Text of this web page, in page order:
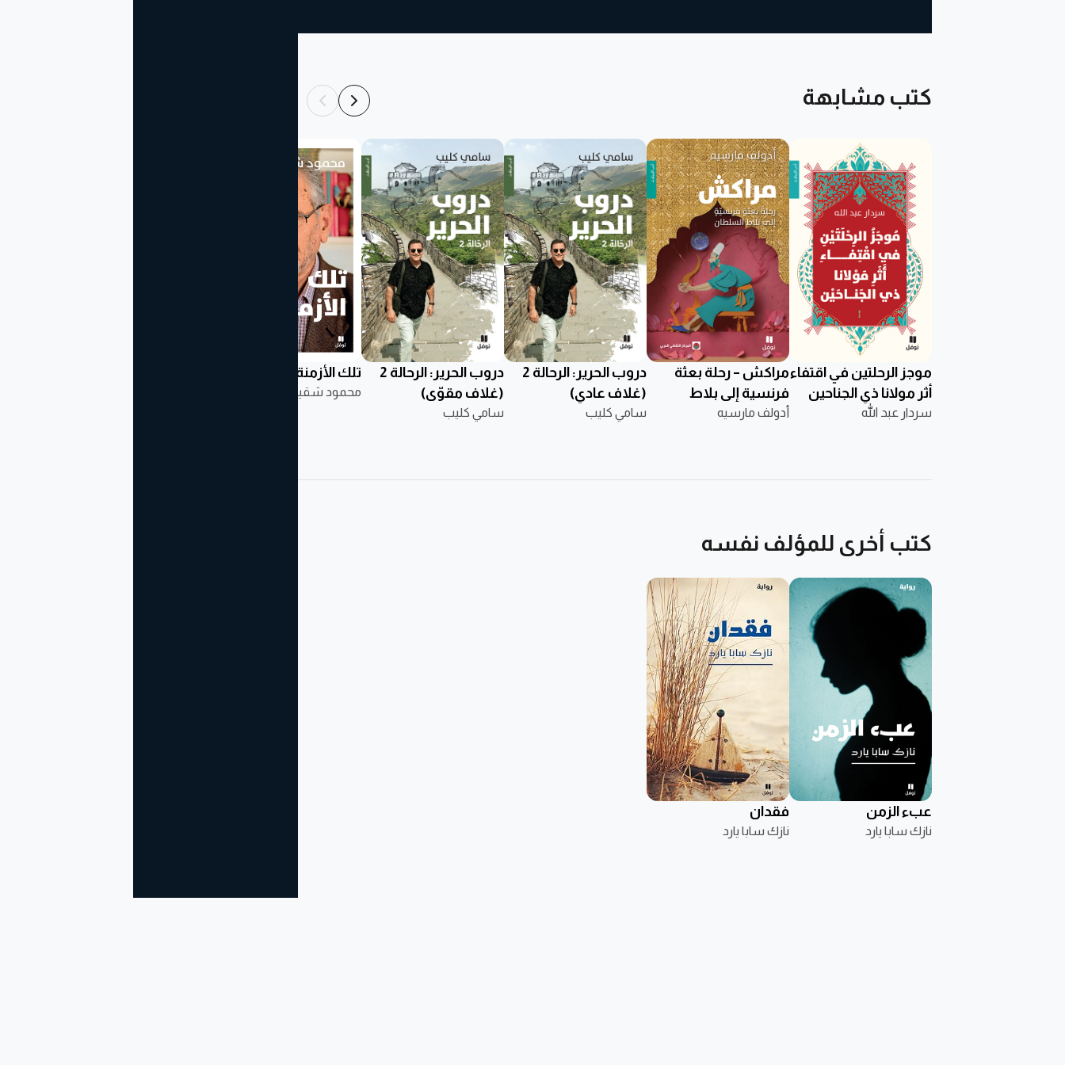
كتب مشابهة
موجز الرحلتين في اقتفاء
أثر مولانا ذي الجناحين
سردار عبد الله
مراكش – رحلة بعثة
فرنسية إلى بلاط
السلطان
أدولف مارسيه
دروب الحرير: الرحالة 2
(غلاف عادي)
سامي كليب
دروب الحرير: الرحالة 2
(غلاف مقوّى)
سامي كليب
تلك الأزمنة
محمود شقير
كتب أخرى للمؤلف نفسه
عبء الزمن
نازك سابا يارد
فقدان
نازك سابا يارد